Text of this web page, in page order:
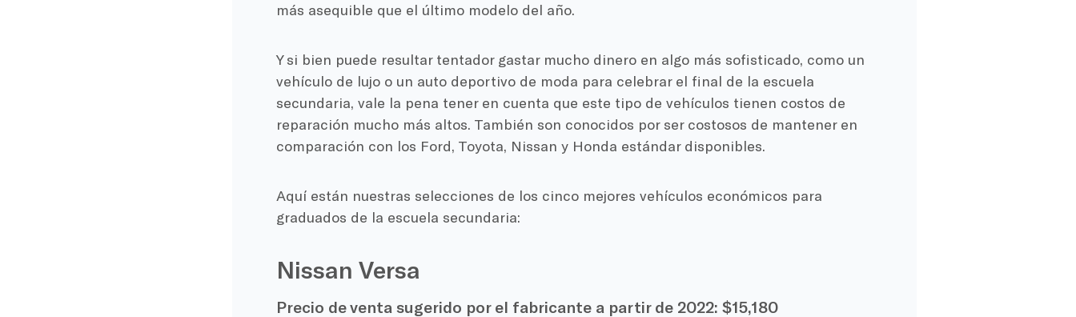
más asequible que el último modelo del año.
Y si bien puede resultar tentador gastar mucho dinero en algo más sofisticado, como un
vehículo de lujo o un auto deportivo de moda para celebrar el final de la escuela
secundaria, vale la pena tener en cuenta que este tipo de vehículos tienen costos de
reparación mucho más altos. También son conocidos por ser costosos de mantener en
comparación con los Ford, Toyota, Nissan y Honda estándar disponibles.
Aquí están nuestras selecciones de los cinco mejores vehículos económicos para
graduados de la escuela secundaria:
Nissan Versa
Precio de venta sugerido por el fabricante a partir de 2022: $15,180